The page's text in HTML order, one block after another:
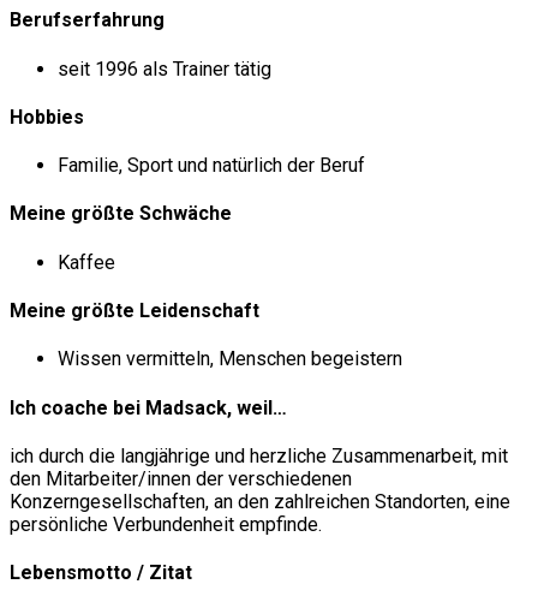
Berufserfahrung
seit 1996 als Trainer tätig
Hobbies
Familie, Sport und natürlich der Beruf
Meine größte Schwäche
Kaffee
Meine größte Leidenschaft
Wissen vermitteln, Menschen begeistern
Ich coache bei Madsack, weil…
ich durch die langjährige und herzliche Zusammenarbeit, mit
den Mitarbeiter/innen der verschiedenen
Konzerngesellschaften, an den zahlreichen Standorten, eine
persönliche Verbundenheit empfinde.
Lebensmotto / Zitat